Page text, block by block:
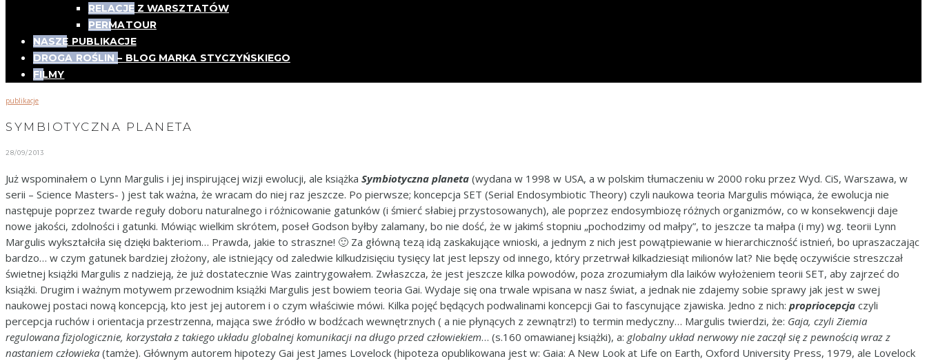
RELACJE Z WARSZTATÓW
PERMATOUR
NASZE PUBLIKACJE
DROGA ROŚLIN – BLOG MARKA STYCZYŃSKIEGO
FILMY
publikacje
SYMBIOTYCZNA PLANETA
28/09/2013
Już wspominałem o Lynn Margulis i jej inspirującej wizji ewolucji, ale książka Symbiotyczna planeta (wydana w 1998 w USA, a w polskim tłumaczeniu w 2000 roku przez Wyd. CiS, Warszawa, w
serii – Science Masters- ) jest tak ważna, że wracam do niej raz jeszcze. Po pierwsze; koncepcja SET (Serial Endosymbiotic Theory) czyli naukowa teoria Margulis mówiąca, że ewolucja nie
następuje poprzez twarde reguły doboru naturalnego i różnicowanie gatunków (i śmierć słabiej przystosowanych), ale poprzez endosymbiozę różnych organizmów, co w konsekwencji daje
nowe jakości, zdolności i gatunki. Mówiąc wielkim skrótem, poseł Godson byłby zalamany, bo nie dość, że w jakimś stopniu „pochodzimy od małpy”, to jeszcze ta małpa (i my) wg. teorii Lynn
Margulis wykształciła się dzięki bakteriom… Prawda, jakie to straszne! 🙂 Za główną tezą idą zaskakujące wnioski, a jednym z nich jest powątpiewanie w hierarchiczność istnień, bo upraszaczając
bardzo… w czym gatunek bardziej złożony, ale istniejący od zaledwie kilkudzisięciu tysięcy lat jest lepszy od innego, który przetrwał kilkadziesiąt milionów lat? Nie będę oczywiście streszczał
świetnej książki Margulis z nadzieją, że już dostatecznie Was zaintrygowałem. Zwłaszcza, że jest jeszcze kilka powodów, poza zrozumiałym dla laików wyłożeniem teorii SET, aby zajrzeć do
książki. Drugim i ważnym motywem przewodnim książki Margulis jest bowiem teoria Gai. Wydaje się ona trwale wpisana w nasz świat, a jednak nie zdajemy sobie sprawy jak jest w swej
naukowej postaci nową koncepcją, kto jest jej autorem i o czym właściwie mówi. Kilka pojęć będących podwalinami koncepcji Gai to fascynujące zjawiska. Jedno z nich: propriocepcja czyli
percepcja ruchów i orientacja przestrzenna, mająca swe źródło w bodźcach wewnętrznych ( a nie płynących z zewnątrz!) to termin medyczny… Margulis twierdzi, że: Gaja, czyli Ziemia
regulowana fizjologicznie, korzystała z takiego układu globalnej komunikacji na długo przed człowiekiem… (s.160 omawianej książki), a: globalny układ nerwowy nie zaczął się z pewnością wraz z
nastaniem człowieka (tamże). Głównym autorem hipotezy Gai jest James Lovelock (hipoteza opublikowana jest w: Gaia: A New Look at Life on Earth, Oxford University Press, 1979, ale Lovelock